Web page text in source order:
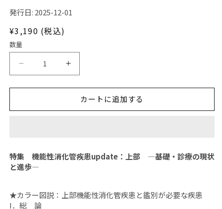
を
く
発行日: 2025-12-01
通
常
価
¥3,190 (税込)
数量
2025
年
12
号
日
2025
年
号
カートに追加する
特集 機能性消化管疾患update：上部 ―基礎・診療の現状
と進歩―
★カラー図説：上部機能性消化管疾患と鑑別が必要な疾患
I．総 論